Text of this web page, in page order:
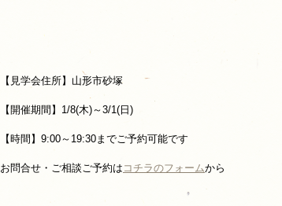
【見学会住所】山形市砂塚
【開催期間】1/8(木)～3/1(日)
【時間】9:00～19:30までご予約可能です
お問合せ・ご相談ご予約は コチラのフォームから